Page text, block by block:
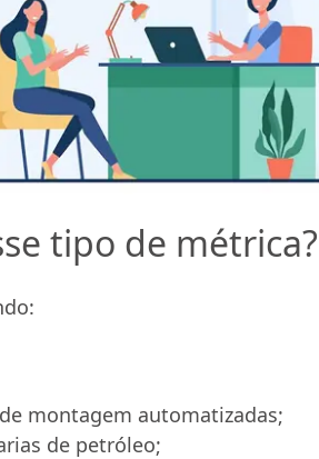
tipo de métrica?
montagem automatizadas;
de petróleo;